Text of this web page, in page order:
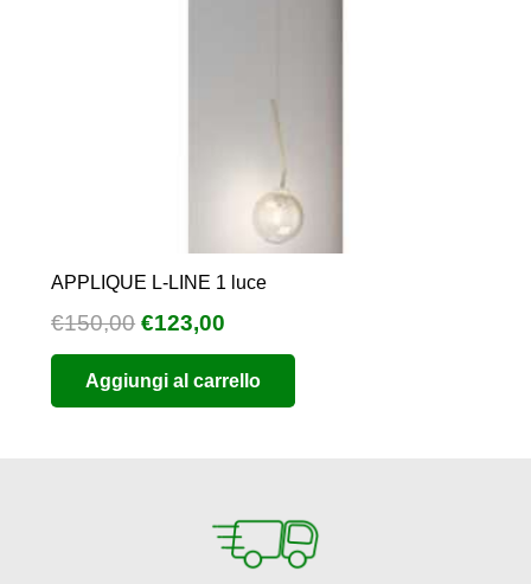
APPLIQUE L-LINE 1 luce
€150,00 Il
prezzo
originale
era:
€123,00
prezzo
attuale
è:
Aggiungi al carrello